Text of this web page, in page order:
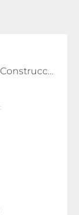
Psicoanálisis en Chile. Construcciones y relatos